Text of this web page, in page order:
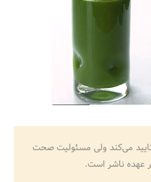
می‌کند ولی مسئولیت صحت
عهده ناشر است.